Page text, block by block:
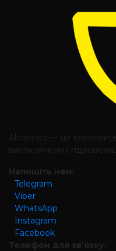
Alchimica — це
високоякісних
Напишіть нам:
Telegram
Viber
WhatsApp
Instagram
Facebook
Телефон для зв’язку: